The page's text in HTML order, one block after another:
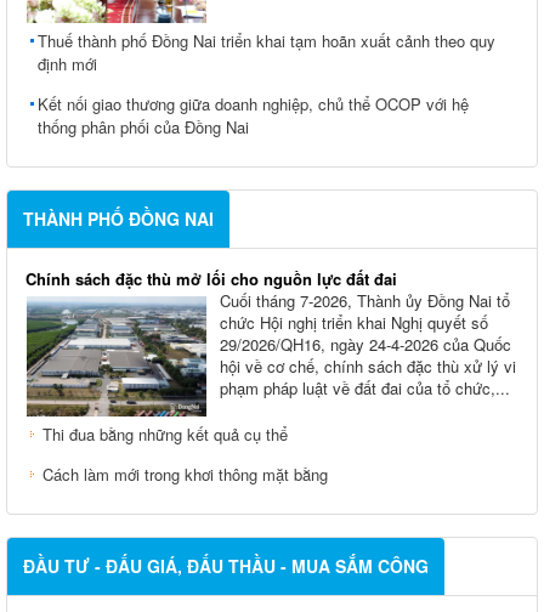
Thuế thành phố Đồng Nai triển khai tạm hoãn xuất cảnh theo quy
định mới
Kết nối giao thương giữa doanh nghiệp, chủ thể OCOP với hệ
thống phân phối của Đồng Nai
THÀNH PHỐ ĐỒNG NAI
Chính sách đặc thù mở lối cho nguồn lực đất đai
Cuối tháng 7-2026, Thành ủy Ðồng Nai tổ
chức Hội nghị triển khai Nghị quyết số
29/2026/QH16, ngày 24-4-2026 của Quốc
hội về cơ chế, chính sách đặc thù xử lý vi
phạm pháp luật về đất đai của tổ chức,...
Thi đua bằng những kết quả cụ thể
Cách làm mới trong khơi thông mặt bằng
ĐẦU TƯ - ĐẤU GIÁ, ĐẤU THẦU - MUA SẮM CÔNG